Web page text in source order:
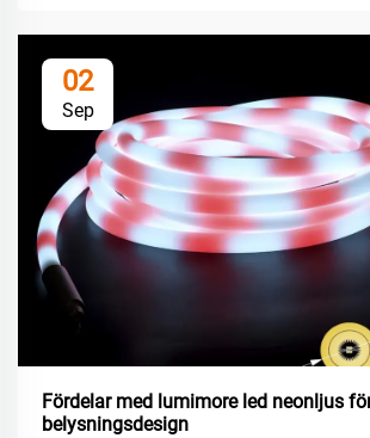
02
Sep
Fördelar med lumimore led neonljus
belysningsdesign